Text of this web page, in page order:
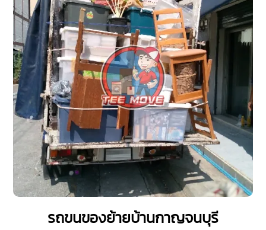
รถขนของย้ายบ้านกาญจนบุรี